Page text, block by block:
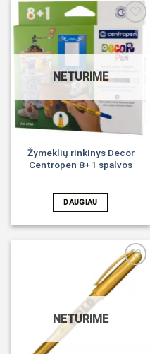
Noriu!
NETURIME
Žymeklių rinkinys Decor
Centropen 8+1 spalvos
DAUGIAU
NETURIME